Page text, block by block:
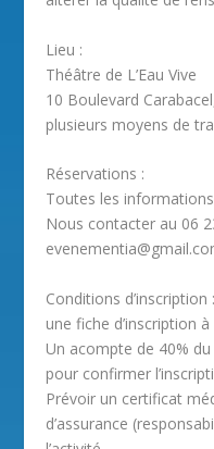
Lieu :
Théâtre de L’Eau Vive
10 Boulevard
plusieurs moyens de
Réservations :
Toutes les
Nous contacter au 06
Conditions d’inscription :
une fiche d’inscription
Un acompte de 40%
pour confirmer
Prévoir un certificat
d’assurance